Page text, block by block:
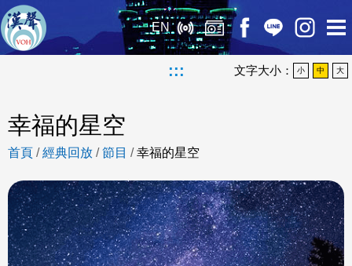
EN
::: 文字大小： 小 中 大
幸福的星空
首頁 /經典回放 /節目 /幸福的星空